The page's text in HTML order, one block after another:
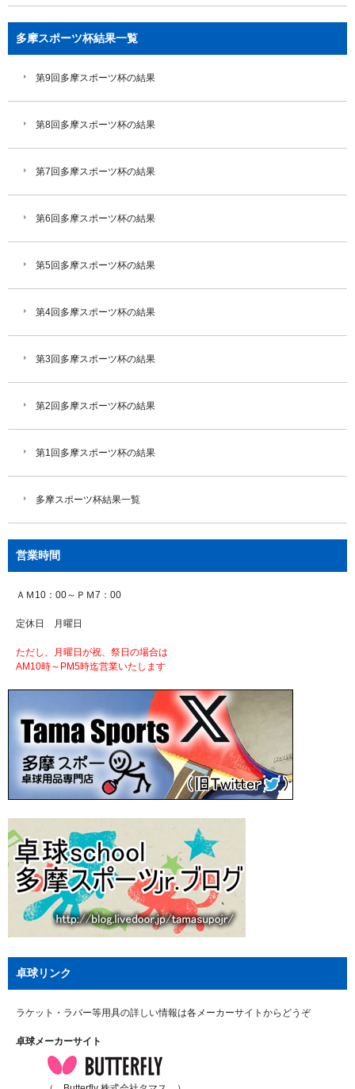
多摩スポーツ杯結果一覧
第9回多摩スポーツ杯の結果
第8回多摩スポーツ杯の結果
第7回多摩スポーツ杯の結果
第6回多摩スポーツ杯の結果
第5回多摩スポーツ杯の結果
第4回多摩スポーツ杯の結果
第3回多摩スポーツ杯の結果
第2回多摩スポーツ杯の結果
第1回多摩スポーツ杯の結果
多摩スポーツ杯結果一覧
営業時間
ＡＭ10：00～ＰＭ7：00
定休日 月曜日
ただし、月曜日が祝、祭日の場合は
AM10時～PM5時迄営業いたします
卓球リンク
ラケット・ラバー等用具の詳しい情報は各メーカーサイトからどうぞ
卓球メーカーサイト